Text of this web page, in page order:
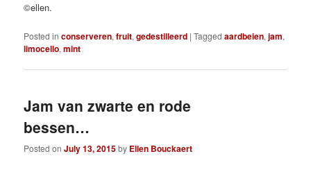
©ellen.
Posted in conserveren,fruit,gedestilleerd |Tagged aardbeien,jam,
limocello,mint
Jam van zwarte en rode
bessen…
Posted onJuly 13, 2015by Ellen Bouckaert